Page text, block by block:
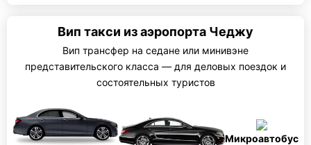
Вип такси из аэропорта Чеджу
Вип трансфер на седане или минивэне
представительского класса — для деловых поездок и
состоятельных туристов
Микроавтобус